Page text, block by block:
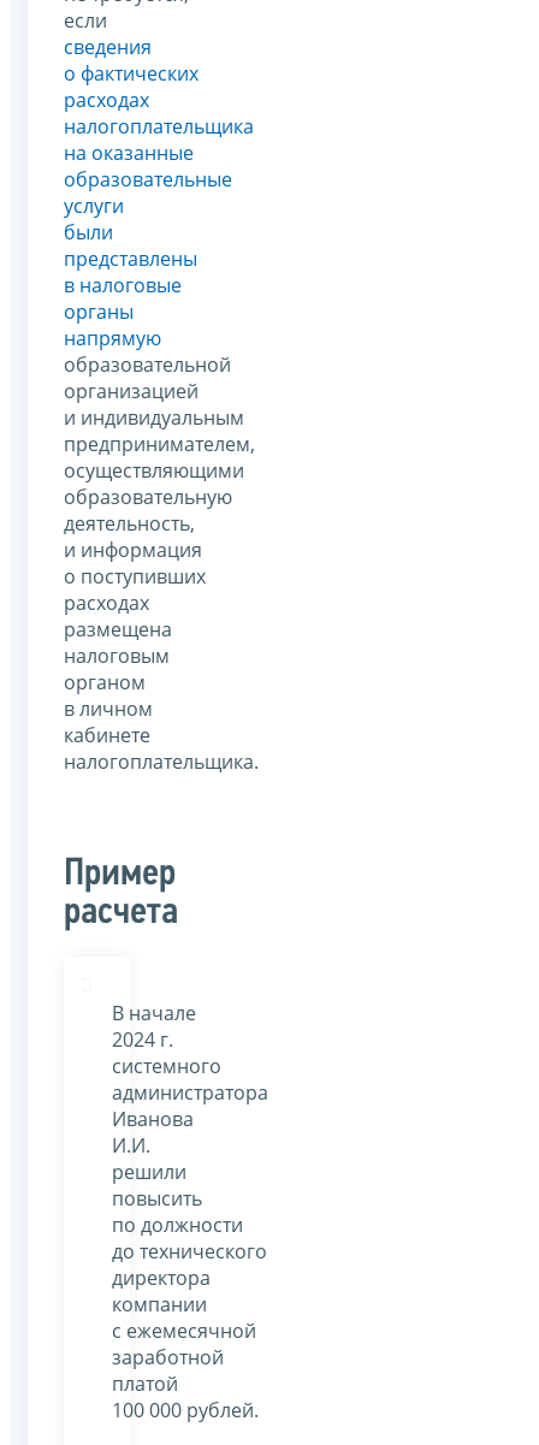
если
сведения
о фактических
расходах
налогоплательщика
на оказанные
образовательные
услуги
были
представлены
в налоговые
органы
напрямую
образовательной
организацией
и индивидуальным
предпринимателем,
осуществляющими
образовательную
деятельность,
и информация
о поступивших
расходах
размещена
налоговым
органом
в личном
кабинете
налогоплательщика.
Пример
расчета
В начале
2024 г.
системного
администратора
Иванова
И.И.
решили
повысить
по должности
до технического
директора
компании
с ежемесячной
заработной
платой
100 000 рублей.